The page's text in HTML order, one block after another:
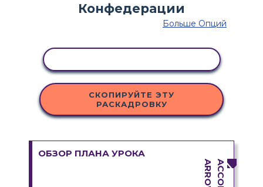
Больше Опций
СКОПИРУЙТЕ ЭТУ
РАСКАДРОВКУ
ОБЗОР ПЛАНА УРОКА